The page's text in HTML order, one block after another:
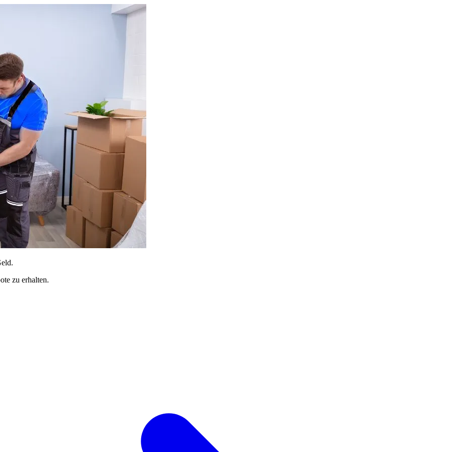
zu erhalten.